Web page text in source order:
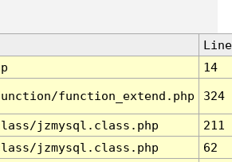
Line
14
function_extend.php 324
jzmysql.class.php
211
jzmysql.class.php
62